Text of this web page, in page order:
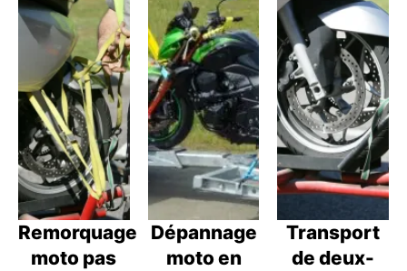
Remorquage
moto pas
Dépannage
moto en
Transport
de deux-